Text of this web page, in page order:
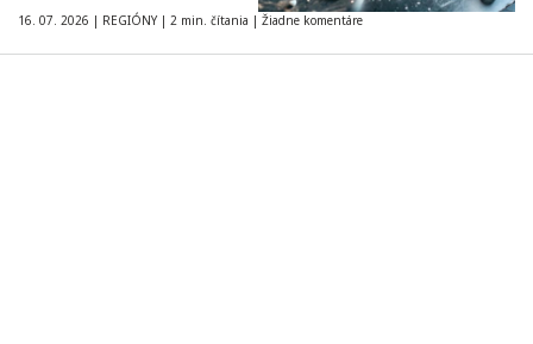
16. 07. 2026 | REGIÓNY | 2 min. čítania | Žiadne komentáre